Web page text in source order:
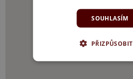
SOUHLASÍM
PŘIZPŮSOBIT